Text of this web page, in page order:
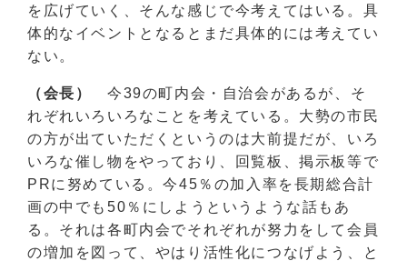
を広げていく、そんな感じで今考えてはいる。具
体的なイベントとなるとまだ具体的には考えてい
ない。
（会長）
今39の町内会・自治会があるが、そ
れぞれいろいろなことを考えている。大勢の市民
の方が出ていただくというのは大前提だが、いろ
いろな催し物をやっており、回覧板、掲示板等で
PRに努めている。今45％の加入率を長期総合計
画の中でも50％にしようというような話もあ
る。それは各町内会でそれぞれが努力をして会員
の増加を図って、やはり活性化につなげよう、と